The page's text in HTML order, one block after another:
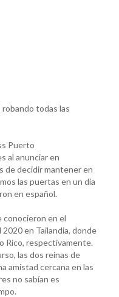
todas las
Puerto
al anunciar en
de decidir mantener en
las puertas en un día
en español.
conocieron en el
en Tailandia, donde
Rico, respectivamente.
las dos reinas de
amistad cercana en las
no sabían es